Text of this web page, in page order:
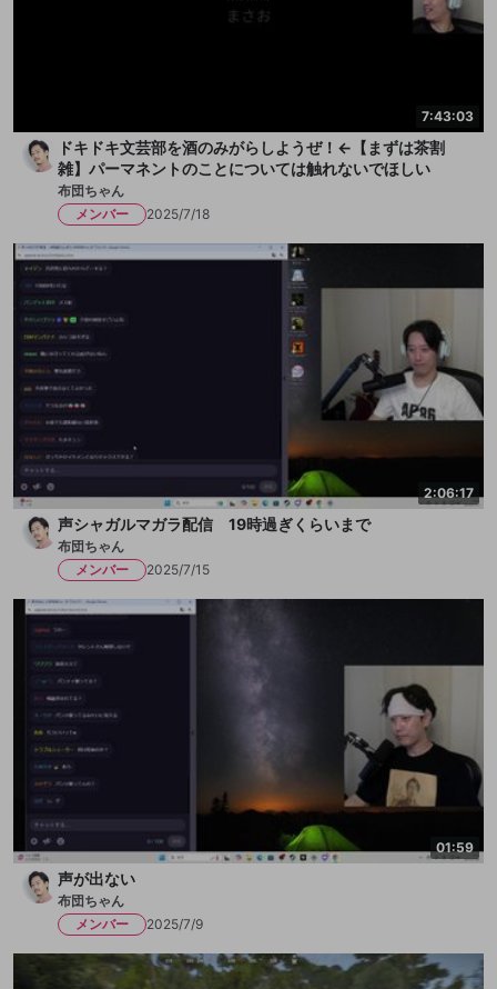
7:43:03
ドキドキ文芸部を酒のみがらしようぜ！←【まずは茶割
雑】パーマネントのことについては触れないでほしい
布団ちゃん
メンバー
2025/7/18
2:06:17
声シャガルマガラ配信 19時過ぎくらいまで
布団ちゃん
メンバー
2025/7/15
01:59
声が出ない
布団ちゃん
メンバー
2025/7/9